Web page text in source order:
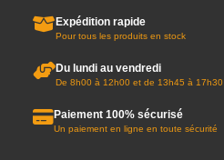
Expédition rapide
Pour tous les produits en stock
Du lundi au vendredi
De 8h00 à 12h00 et de 13h45 à 17h30
Paiement 100% sécurisé
Un paiement en ligne en toute sécurité